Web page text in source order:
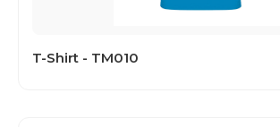
T-Shirt - TM010